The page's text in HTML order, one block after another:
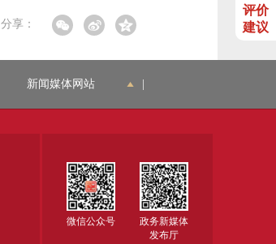
分享：
评价
建议
新闻媒体网站
微信公众号
政务新媒体
发布厅